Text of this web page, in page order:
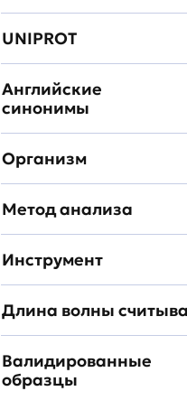
UNIPROT
Английские
синонимы
Организм
Метод анализа
Инструмент
Длина волны
Валидированные
образцы